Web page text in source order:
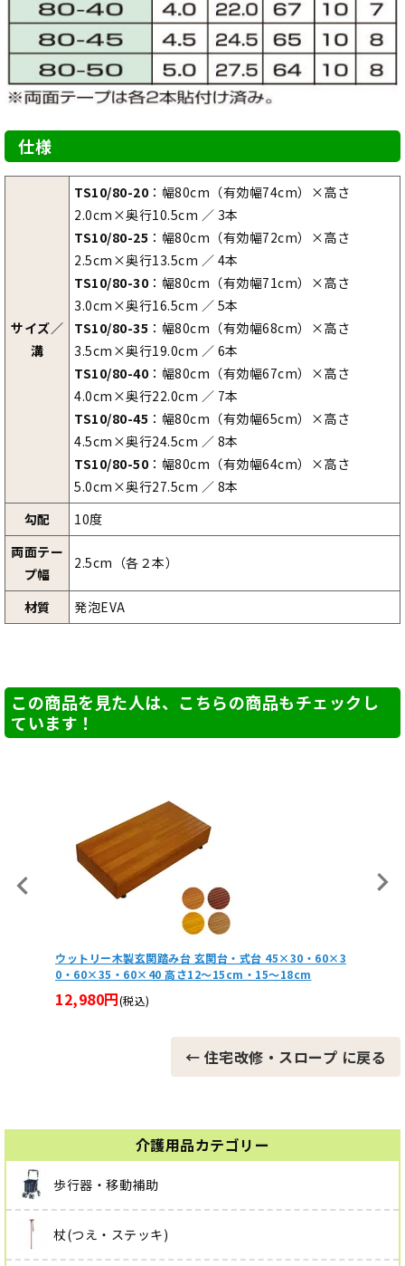
介護用品カテゴリー
歩行器・移動補助
杖(つえ・ステッキ)
仕様
サイズ／
溝
TS10/80-20 ：幅80cm（有効幅74cm）×高さ
2.0cm×奥行10.5cm ／ 3本
TS10/80-25 ：幅80cm（有効幅72cm）×高さ
2.5cm×奥行13.5cm ／ 4本
TS10/80-30 ：幅80cm（有効幅71cm）×高さ
3.0cm×奥行16.5cm ／ 5本
TS10/80-35 ：幅80cm（有効幅68cm）×高さ
3.5cm×奥行19.0cm ／ 6本
TS10/80-40 ：幅80cm（有効幅67cm）×高さ
4.0cm×奥行22.0cm ／ 7本
TS10/80-45 ：幅80cm（有効幅65cm）×高さ
4.5cm×奥行24.5cm ／ 8本
TS10/80-50 ：幅80cm（有効幅64cm）×高さ
5.0cm×奥行27.5cm ／ 8本
勾配
10度
両面テー
プ幅
2.5cm（各２本）
材質 発泡EVA
この商品を見た人は、こちらの商品もチェックし
ています！
シャワーベンチミニS コンパクトタイプ シャワーチェア
安寿(アロン化成)
12,620円(税込)
← 住宅改修・スロープ に戻る